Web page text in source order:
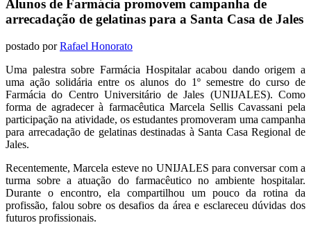
Alunos de Farmácia promovem campanha de
arrecadação de gelatinas para a Santa Casa de Jales
postado porRafael Honorato
Uma palestra sobre Farmácia Hospitalar acabou dando origem a
uma ação solidária entre os alunos do 1º semestre do curso de
Farmácia do Centro Universitário de Jales (UNIJALES). Como
forma de agradecer à farmacêutica Marcela Sellis Cavassani pela
participação na atividade, os estudantes promoveram uma campanha
para arrecadação de gelatinas destinadas à Santa Casa Regional de
Jales.
Recentemente, Marcela esteve no UNIJALES para conversar com a
turma sobre a atuação do farmacêutico no ambiente hospitalar.
Durante o encontro, ela compartilhou um pouco da rotina da
profissão, falou sobre os desafios da área e esclareceu dúvidas dos
futuros profissionais.